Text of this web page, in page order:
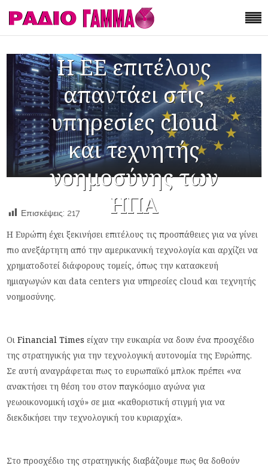
Η EE επιτέλους
απαντάει στις
υπηρεσίες cloud
και τεχνητής
νοημοσύνης των
ΗΠΑ
Επισκέψεις: 217
Η Ευρώπη έχει ξεκινήσει επιτέλους τις προσπάθειες για να γίνει
πιο ανεξάρτητη από την αμερικανική τεχνολογία και αρχίζει να
χρηματοδοτεί διάφορους τομείς, όπως την κατασκευή
ημιαγωγών και data centers για υπηρεσίες cloud και τεχνητής
νοημοσύνης.
ΟιFinancial Times είχαν την ευκαιρία να δουν ένα προσχέδιο
της στρατηγικής για την τεχνολογική αυτονομία της Ευρώπης.
Σε αυτή αναγράφεται πως το ευρωπαϊκό μπλοκ πρέπει «να
ανακτήσει τη θέση του στον παγκόσμιο αγώνα για
γεωοικονομική ισχύ» σε μια «καθοριστική στιγμή για να
διεκδικήσει την τεχνολογική του κυριαρχία».
Στο προσχέδιο της στρατηγικής διαβάζουμε πως θα δοθούν